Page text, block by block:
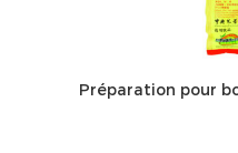
Préparation pour